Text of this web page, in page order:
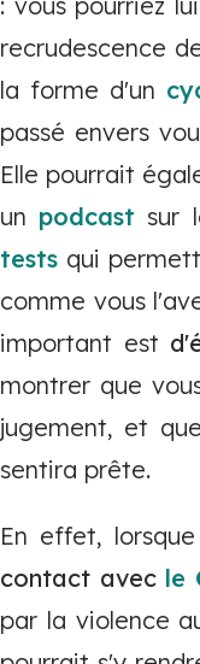
recrudescence
la forme d'un
passé envers
Elle pourrait
un podcast sur
tests qui
comme vous
important est
montrer que
jugement, et
sentira prête.
En effet,
contact avecle
par la violence